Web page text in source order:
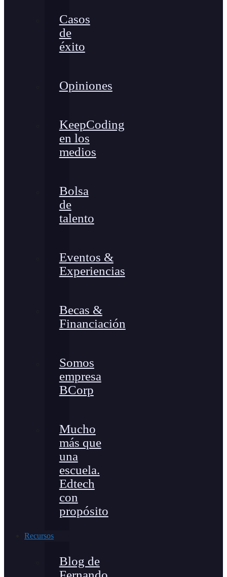
Casos
de
éxito
Opiniones
KeepCoding
en los
medios
Bolsa
de
talento
Eventos &
Experiencias
Becas &
Financiación
Somos
empresa
BCorp
Mucho
más que
una
escuela.
Edtech
con
propósito
Recursos
Blog de